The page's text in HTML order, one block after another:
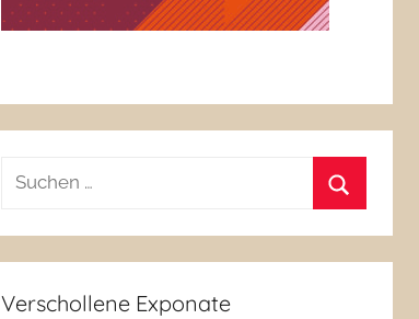
Suchen
Verschollene Exponate